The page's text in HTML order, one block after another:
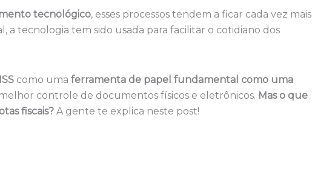
tecnológico, esses processos tendem a ficar cada vez mais
a tecnologia tem sido usada para facilitar o cotidiano dos
como uma ferramenta de papel fundamental como uma
controle de documentos físicos e eletrônicos. Mas o que
fiscais? A gente te explica neste post!